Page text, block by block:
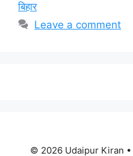
बिहार
Leave a comment
© 2026 Udaipur Kiran